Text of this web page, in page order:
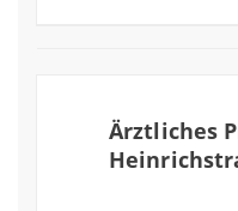
Praxis für
Ärztliches